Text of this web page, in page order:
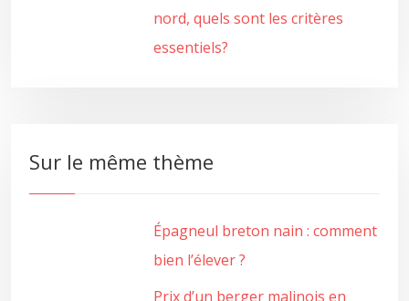
nord, quels sont les critères
essentiels?
Sur le même thème
Épagneul breton nain : comment
bien l’élever ?
Prix d’un berger malinois en